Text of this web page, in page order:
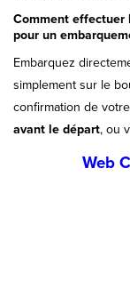
Comment effectuer
pour un
Embarquez
simplement sur le
confirmation de
avant le départ, ou
Web